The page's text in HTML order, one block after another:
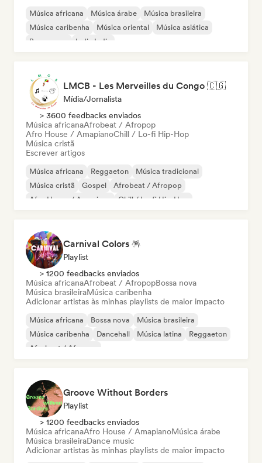
Música africana Música árabe
Música brasileira
Música caribenha
Música oriental
Música asiática
Bossa nova
Indie India
LMCB - Les Merveilles du Congo 🇨🇬
Mídia/Jornalista
> 3600 feedbacks enviados
Música africanaAfrobeat / Afropop
Afro House / AmapianoChill / Lo-fi Hip-Hop
Música cristã
Escrever artigos
Música africana Reggaeton
Música tradicional
Música cristã
Gospel
Afrobeat / Afropop
Afro House / Amapiano
Chill / Lo-fi Hip-Hop
Carnival Colors 🪅
Playlist
> 1200 feedbacks enviados
Música africanaAfrobeat / AfropopBossa nova
Música brasileiraMúsica caribenha
Adicionar artistas às minhas playlists de maior impacto
Música africana Bossa nova
Música brasileira
Música caribenha
Dancehall Música latina
Reggaeton
Afrobeat / Afropop
Groove Without Borders
Playlist
> 1200 feedbacks enviados
Música africanaAfro House / AmapianoMúsica árabe
Música brasileiraDance music
Adicionar artistas às minhas playlists de maior impacto